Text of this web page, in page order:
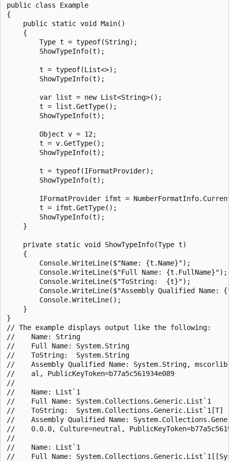
public class Example
{
    public static void Main()
    {
        Type t = typeof(String);
        ShowTypeInfo(t);
        t = typeof(List<>);
        ShowTypeInfo(t);
        var list = new List<String>();
        t = list.GetType();
        ShowTypeInfo(t);
        Object v = 12;
        t = v.GetType();
        ShowTypeInfo(t);
        t = typeof(IFormatProvider);
        ShowTypeInfo(t);
IFormatProvider ifmt =
        t = ifmt.GetType();
        ShowTypeInfo(t);
    }
    private static void ShowTypeInfo(Type t)
    {
        Console.WriteLine($"Name: {t.Name}");
        Console.WriteLine($"Full Name: {t.FullName}");
        Console.WriteLine($"ToString:  {t}");
Console.WriteLine($"Assembly Qualified Name:
        Console.WriteLine();
    }
}
// The example displays output like the following:
//    Name: String
//    Full Name: System.String
//    ToString:  System.String
//    Assembly Qualified Name: System.String,
//    al, PublicKeyToken=b77a5c561934e089
//
//    Name: List`1
//    Full Name: System.Collections.Generic.List`1
//    ToString:  System.Collections.Generic.List`1[T]
//    Assembly Qualified Name:
//    0.0.0, Culture=neutral,
//
//    Name: List`1
//    Full Name: